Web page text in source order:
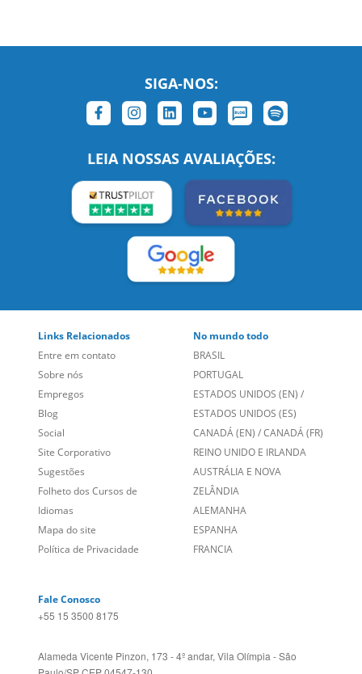
SIGA-NOS:
LEIA NOSSAS AVALIAÇÕES:
Links Relacionados
Entre em contato
Sobre nós
Empregos
Blog
Social
Site Corporativo
Sugestões
Folheto dos Cursos de
Idiomas
Mapa do site
Política de Privacidade
No mundo todo
BRASIL
PORTUGAL
ESTADOS UNIDOS (EN) /
ESTADOS UNIDOS (ES)
CANADÁ (EN) /CANADÁ (FR)
REINO UNIDO E IRLANDA
AUSTRÁLIA E NOVA
ZELÂNDIA
ALEMANHA
ESPANHA
FRANCIA
Fale Conosco
+55 15 3500 8175
Alameda Vicente Pinzon, 173 - 4º andar, Vila Olímpia - São